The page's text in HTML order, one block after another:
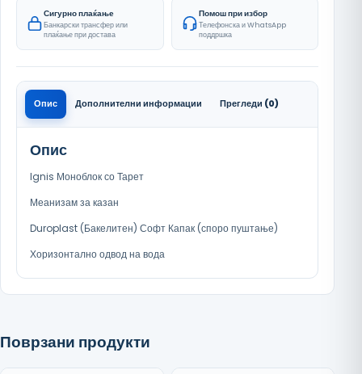
Сигурно плаќање
Банкарски трансфер или
плаќање при достава
Помош при избор
Телефонска и WhatsApp
поддршка
Опис Дополнителни информации Прегледи (0)
Опис
Ignis Моноблок со Тарет
Меанизам за казан
Duroplast (Бакелитен) Софт Капак (споро пуштање)
Хоризонтално одвод на вода
Поврзани продукти